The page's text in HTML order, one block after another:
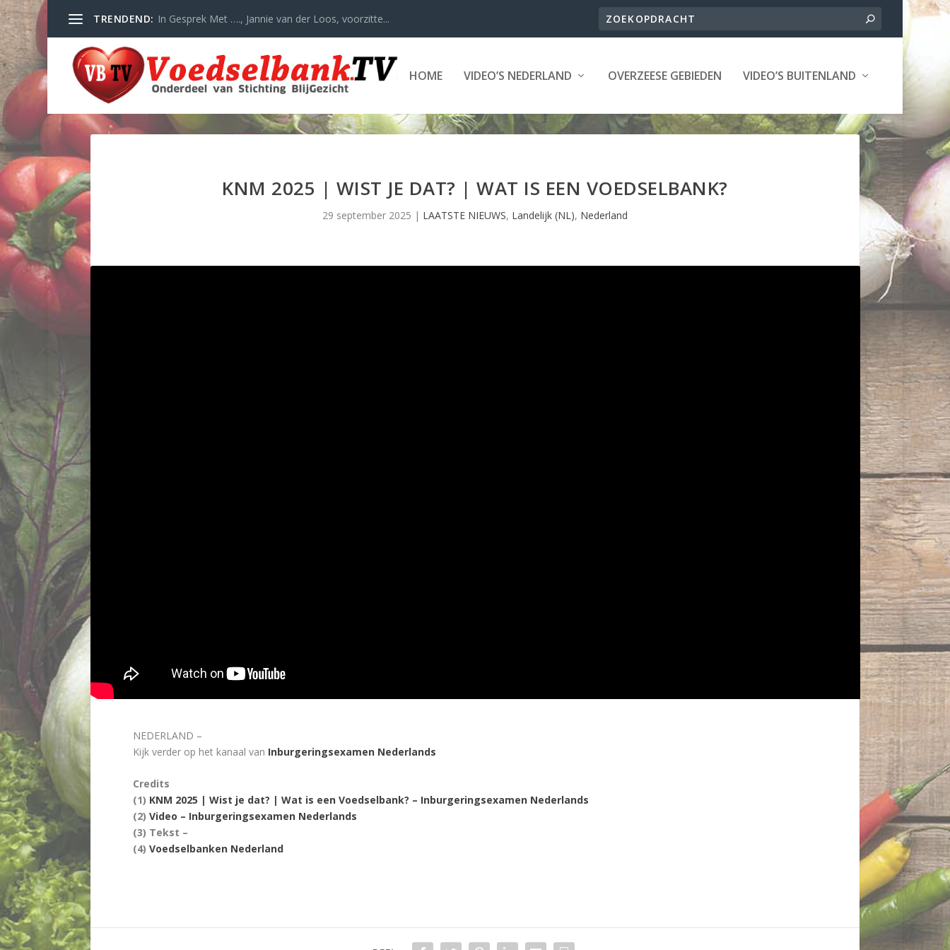
TRENDEND: In Gesprek Met …., Jannie van der Loos, voorzitte...
HOME VIDEO’S NEDERLAND OVERZEESE GEBIEDEN VIDEO’S BUITENLAND
KNM 2025 | WIST JE DAT? | WAT IS EEN VOEDSELBANK?
29 september 2025 | LAATSTE NIEUWS, Landelijk (NL), Nederland
NEDERLAND –
Kijk verder op het kanaal van Inburgeringsexamen Nederlands
Credits
(1) KNM 2025 | Wist je dat? | Wat is een Voedselbank? – Inburgeringsexamen Nederlands
(2) Video – Inburgeringsexamen Nederlands
(3) Tekst –
(4) Voedselbanken Nederland